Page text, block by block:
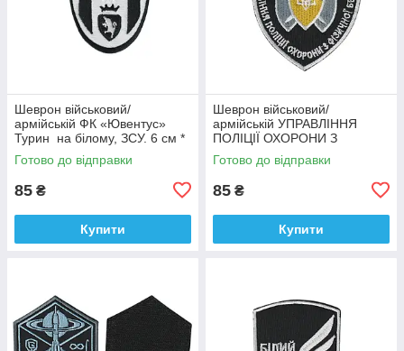
Шеврон військовий/
армійській ФК «Ювентус»
Турин на білому, ЗСУ. 6 см *
9,5 см
Готово до відправки
85 ₴
Купити
Шеврон військовий/
армійській УПРАВЛІННЯ
ПОЛІЦІЇ ОХОРОНИ З
ФІЗИЧНОЇ БЕЗПЕКИ ТИТАН
на чорному, ЗСУ. 8 см * 10
Готово до відправки
85 ₴
Купити